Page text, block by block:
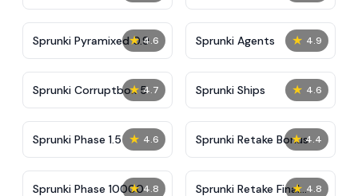
★ 4.6
Sprunki Pyramixed 0.9 ★ 4.9
Sprunki Agents
★ 4.7
Sprunki Corruptbox 5 ★ 4.6
Sprunki Ships
★ 4.6
Sprunki Phase 1.5 ★ 4.4
Sprunki Retake Bonus
★ 4.8
Sprunki Phase 10000 ★ 4.8
Sprunki Retake Final